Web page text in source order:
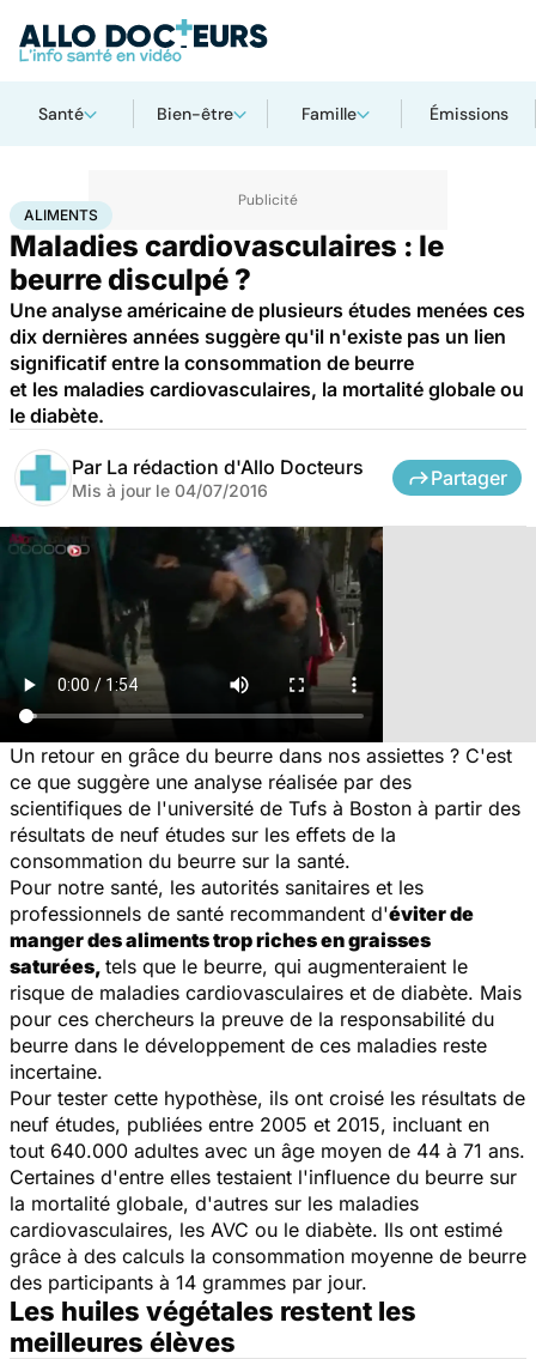
Santé Bien-être Famille Émissions
AccueilSantéMaladies Maladies cardiaques
ALIMENTS
Maladies cardiovasculaires : le
beurre disculpé ?
Une analyse américaine de plusieurs études menées ces
dix dernières années suggère qu'il n'existe pas un lien
significatif entre la consommation de beurre
et les maladies cardiovasculaires, la mortalité globale ou
le diabète.
Par La rédaction d'Allo Docteurs
Mis à jour le 04/07/2016
Partager
Un retour en grâce du beurre dans nos assiettes ? C'est
ce que suggère une analyse réalisée par des
scientifiques de l'université de Tufs à Boston à partir des
résultats de neuf études sur les effets de la
consommation du beurre sur la santé.
Pour notre santé, les autorités sanitaires et les
professionnels de santé recommandent d'éviter de
manger des aliments trop riches en graisses
saturées, tels que le beurre, qui augmenteraient le
risque de maladies cardiovasculaires et de diabète. Mais
pour ces chercheurs la preuve de la responsabilité du
beurre dans le développement de ces maladies reste
incertaine.
Pour tester cette hypothèse, ils ont croisé les résultats de
neuf études, publiées entre 2005 et 2015, incluant en
tout 640.000 adultes avec un âge moyen de 44 à 71 ans.
Certaines d'entre elles testaient l'influence du beurre sur
la mortalité globale, d'autres sur les maladies
cardiovasculaires, les AVC ou le diabète. Ils ont estimé
grâce à des calculs la consommation moyenne de beurre
des participants à 14 grammes par jour.
Les huiles végétales restent les
meilleures élèves